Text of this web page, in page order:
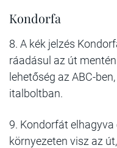
Kondorfa
8. A kék jelzés
ráadásul az út
lehetőség az ABC-
italboltban.
9. Kondorfát
környezeten visz az